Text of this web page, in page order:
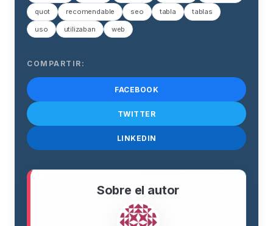
quot recomendable seo tabla tablas
uso utilizaban web
COMPARTIR:
FACEBOOK
TWITTER
LINKEDIN
Sobre el autor